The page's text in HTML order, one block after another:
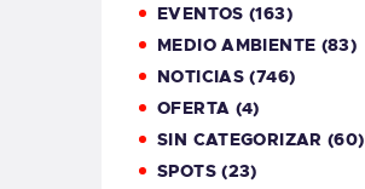
EVENTOS (163)
MEDIO AMBIENTE (83)
NOTICIAS (746)
OFERTA (4)
SIN CATEGORIZAR (60)
SPOTS(23)